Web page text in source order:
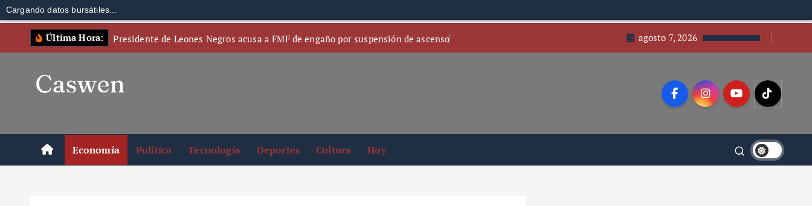
Cargando datos bursátiles...
Última Hora: Presidente de Leones Negros acusa a FMF de engaño por suspensión de ascenso agosto 7, 2026
Economía Política Tecnología Deportes Cultura Hoy